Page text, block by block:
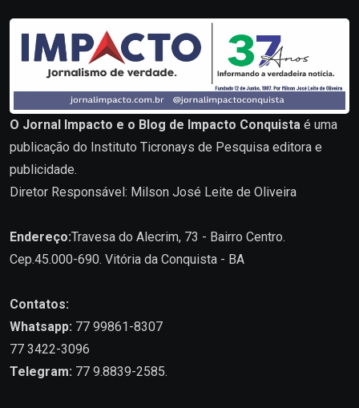
O Jornal Impacto e o Blog de Impacto Conquista é uma
publicação do Instituto Ticronays de Pesquisa editora e
publicidade.
Diretor Responsável: Milson José Leite de Oliveira
Endereço:Travesa do Alecrim, 73 - Bairro Centro.
Cep.45.000-690. Vitória da Conquista - BA
Contatos:
Whatsapp: 77 99861-8307
77 3422-3096
Telegram: 77 9.8839-2585.